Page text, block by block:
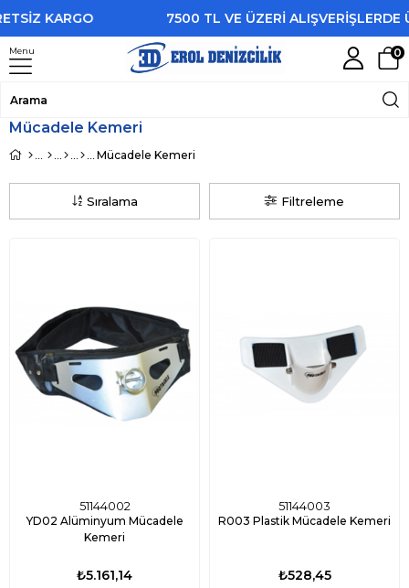
KARGO 7500 TL VE ÜZERİ ALIŞVERİŞLERDE
Menu 0
Mücadele Kemeri
Mücadele Kemeri
Filtreleme
Sıralama
51144002
YD02 Alüminyum Mücadele
Kemeri
₺5.161,14
51144003
R003 Plastik Mücadele Kemeri
₺528,45